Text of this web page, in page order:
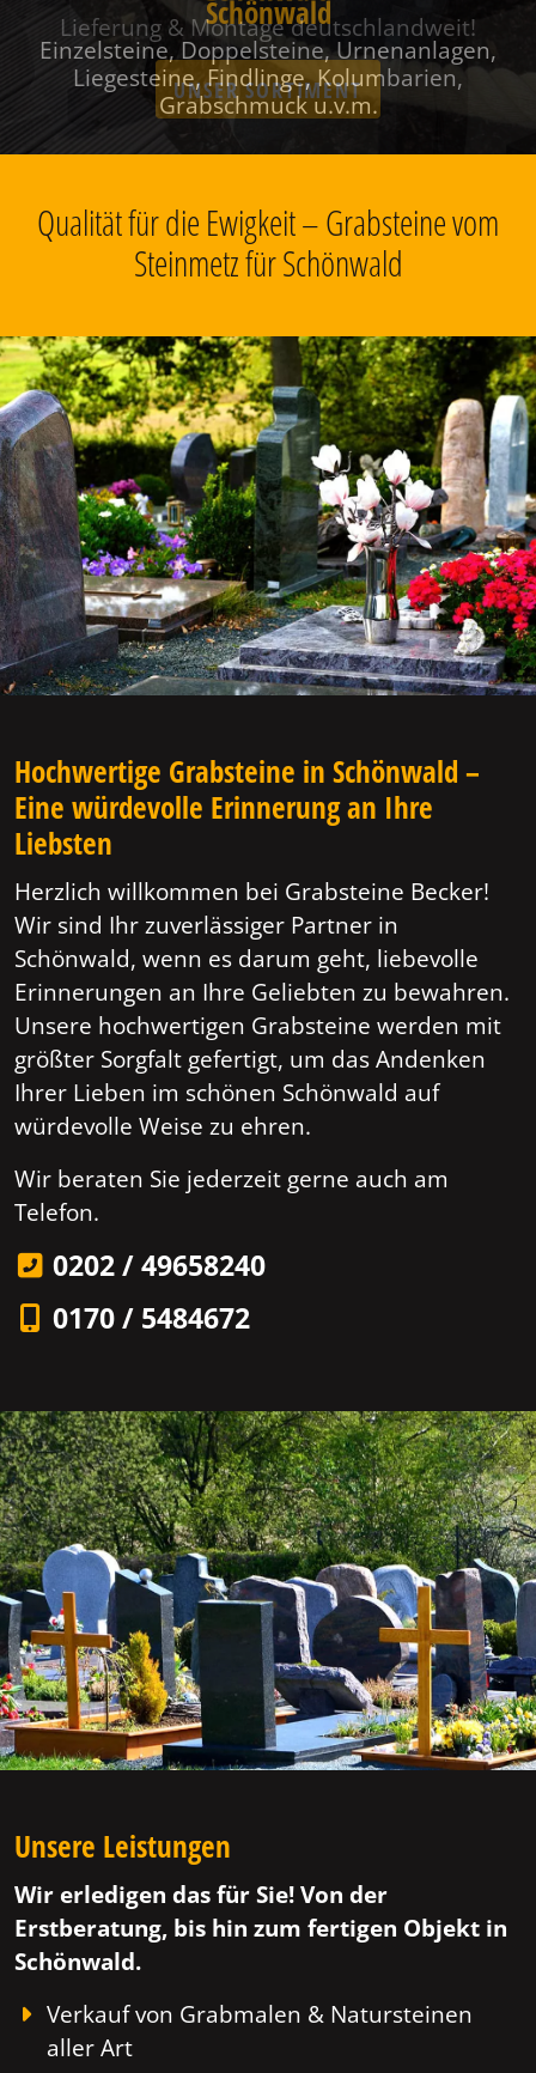
Schönwald
Einzelsteine, Doppelsteine, Urnenanlagen,
Liegesteine, Findlinge, Kolumbarien,
Grabschmuck u.v.m.
Qualität für die Ewigkeit – Grabsteine vom
Steinmetz für Schönwald
Hochwertige Grabsteine in Schönwald –
Eine würdevolle Erinnerung an Ihre
Liebsten
Herzlich willkommen bei Grabsteine Becker!
Wir sind Ihr zuverlässiger Partner in
Schönwald, wenn es darum geht, liebevolle
Erinnerungen an Ihre Geliebten zu bewahren.
Unsere hochwertigen Grabsteine werden mit
größter Sorgfalt gefertigt, um das Andenken
Ihrer Lieben im schönen Schönwald auf
würdevolle Weise zu ehren.
Wir beraten Sie jederzeit gerne auch am
Telefon.
0202 / 49658240
0170 / 5484672
Unsere Leistungen
Wir erledigen das für Sie! Von der
Erstberatung, bis hin zum fertigen Objekt in
Schönwald.
Verkauf von Grabmalen & Natursteinen
aller Art